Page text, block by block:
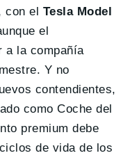
con el Tesla Model
el
a la compañía
Y no
contendientes,
como Coche del
premium debe
de vida de los